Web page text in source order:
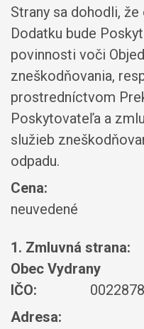
Strany sa dohodli,
Dodatku bude
povinnosti voči
zneškodňovania,
prostredníctvom
Poskytovateľa a
služieb
odpadu.
Cena:
neuvedené
1. Zmluvná strana:
Obec Vydrany
IČO:
Adresa: